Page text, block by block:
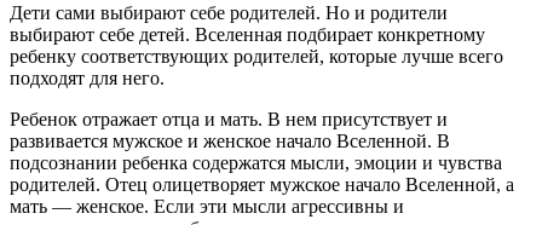
Дети сами выбирают себе родителей. Но и родители
выбирают себе детей. Вселенная подбирает конкретному
ребенку соответствующих родителей, которые лучше всего
подходят для него.
Ребенок отражает отца и мать. В нем присутствует и
развивается мужское и женское начало Вселенной. В
подсознании ребенка содержатся мысли, эмоции и чувства
родителей. Отец олицетворяет мужское начало Вселенной, а
мать — женское. Если эти мысли агрессивны и